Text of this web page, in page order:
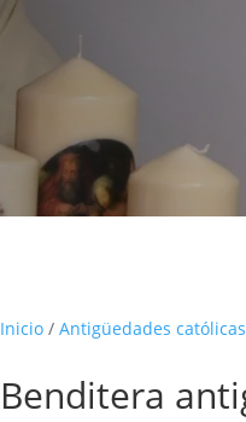
Inicio/ Antigüedades católicas
Benditera